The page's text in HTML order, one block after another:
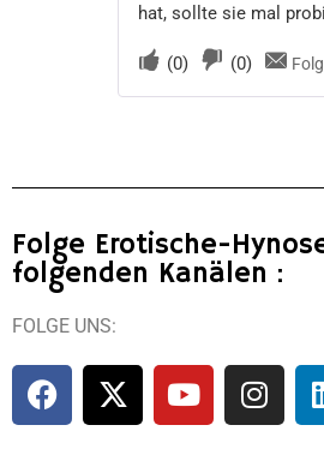
hat, sollte sie mal
(0) (0)
Folge Erotische-
folgenden Kanälen :
FOLGE UNS: